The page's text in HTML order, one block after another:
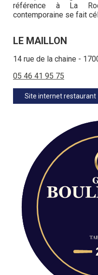
référence à La
contemporaine se fait
LE MAILLON
14 rue de la chaine -
05 46 41 95 75
Site internet restaurant